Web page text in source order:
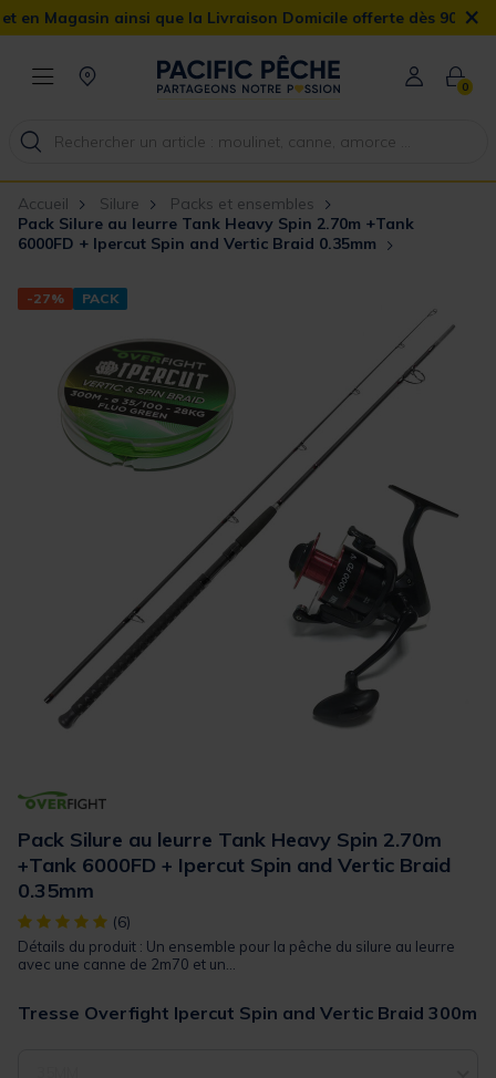
ainsi que la Livraison Domicile offerte dès 90€ ×
0
Accueil Silure
Packs et ensembles
Pack Silure au leurre Tank Heavy Spin 2.70m +Tank
6000FD + Ipercut Spin and Vertic Braid 0.35mm
-27% PACK
Pack Silure au leurre Tank Heavy Spin 2.70m
+Tank 6000FD + Ipercut Spin and Vertic Braid
0.35mm
[object Object] out of 5 Customer Rating
(6)
Détails du produit : Un ensemble pour la pêche du silure au leurre
avec une canne de 2m70 et un...
Tresse Overfight Ipercut Spin and Vertic Braid 300m